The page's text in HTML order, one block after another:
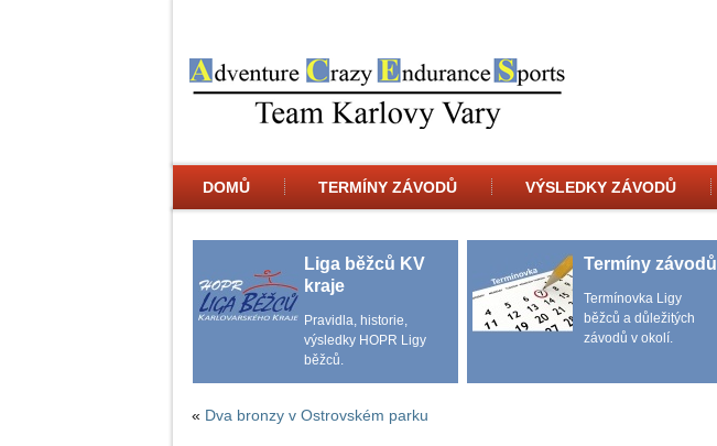
DOMŮ TERMÍNY ZÁVODŮ VÝSLEDKY ZÁVODŮ
Liga běžců KV
kraje
Pravidla, historie,
výsledky HOPR Ligy
běžců.
Termíny závodů
Termínovka Ligy
běžců a důležitých
závodů v okolí.
« Dva bronzy v Ostrovském parku